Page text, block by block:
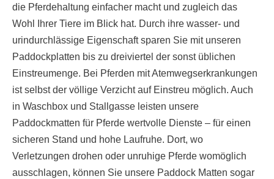
die Pferdehaltung einfacher macht und zugleich das
Wohl Ihrer Tiere im Blick hat. Durch ihre wasser- und
urindurchlässige Eigenschaft sparen Sie mit unseren
Paddockplatten bis zu dreiviertel der sonst üblichen
Einstreumenge. Bei Pferden mit Atemwegserkrankungen
ist selbst der völlige Verzicht auf Einstreu möglich. Auch
in Waschbox und Stallgasse leisten unsere
Paddockmatten für Pferde wertvolle Dienste – für einen
sicheren Stand und hohe Laufruhe. Dort, wo
Verletzungen drohen oder unruhige Pferde womöglich
ausschlagen, können Sie unsere Paddock Matten sogar